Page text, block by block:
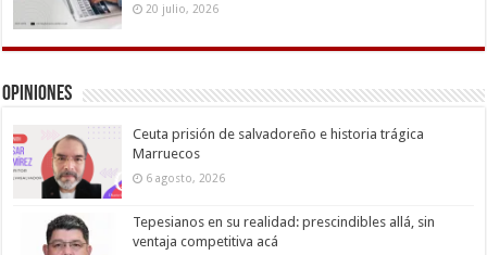
20 julio, 2026
Opiniones
Ceuta prisión de salvadoreño e historia trágica
Marruecos
6 agosto, 2026
Tepesianos en su realidad: prescindibles allá, sin
ventaja competitiva acá